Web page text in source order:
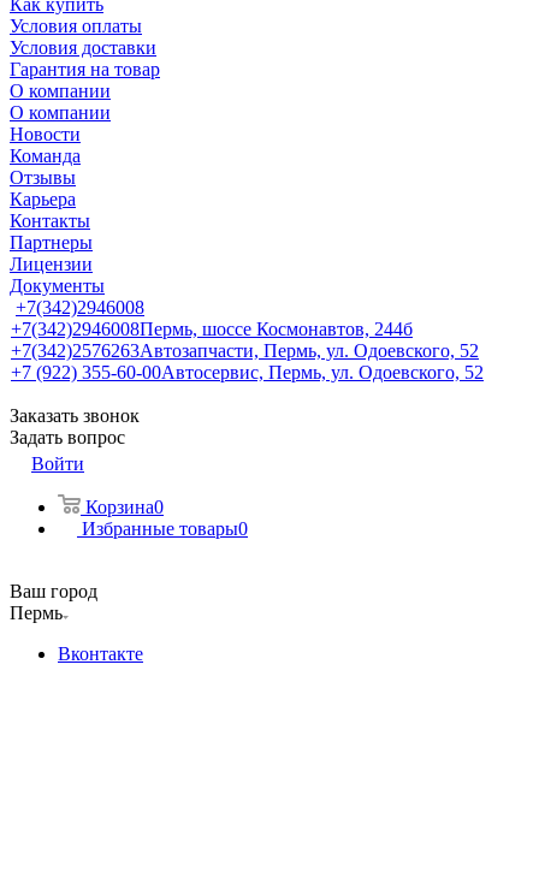
Как купить
Условия оплаты
Условия доставки
Гарантия на товар
О компании
О компании
Новости
Команда
Отзывы
Карьера
Контакты
Партнеры
Лицензии
Документы
+7(342)2946008
+7(342)2946008Пермь, шоссе Космонавтов, 244б
+7(342)2576263Автозапчасти, Пермь, ул. Одоевского, 52
+7 (922) 355-60-00Автосервис, Пермь, ул. Одоевского, 52
Заказать звонок
Задать вопрос
Войти
Корзина0
Избранные товары0
Ваш город
Пермь
Вконтакте